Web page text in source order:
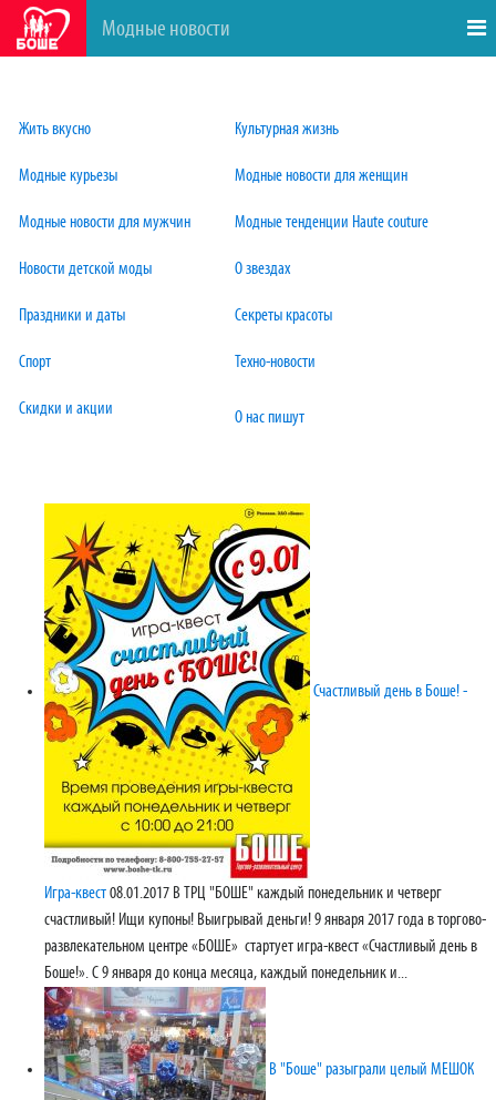
Модные новости
Жить вкусно Культурная жизнь
Модные курьезы Модные новости для женщин
Модные новости для мужчин Модные тенденции Haute couture
Новости детской моды О звездах
Праздники и даты Секреты красоты
Спорт Техно-новости
Скидки и акции Онас пишут
Счастливый день в Боше! -
Игра-квест08.01.2017 В ТРЦ "БОШЕ" каждый понедельник и четверг
счастливый! Ищи купоны! Выигрывай деньги! 9 января 2017 года в торгово-
развлекательном центре «БОШЕ» стартует игра-квест «Счастливый день в
Боше!». С 9 января до конца месяца, каждый понедельник и...
В "Боше" разыграли целый МЕШОК